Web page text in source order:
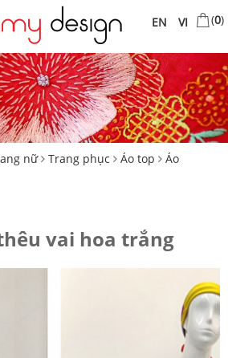
VI
EN (0)
nữ Trang phục Áo top
Áo
vai hoa trắng